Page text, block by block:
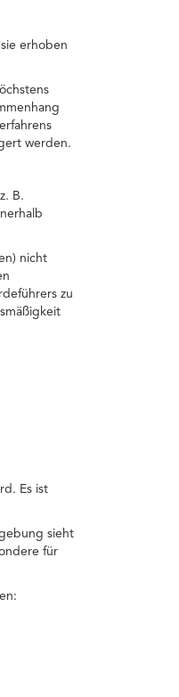
erhoben
werden.
B.
nicht
zu
Es ist
sieht
für